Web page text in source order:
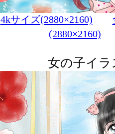
4kサイズ(2880×2160)
(2880×2160)
女の子イ